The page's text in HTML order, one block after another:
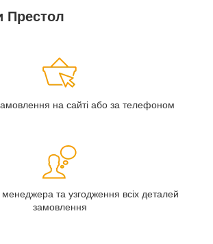
Престол
на сайті або за телефоном
менеджера та узгодження всіх деталей
замовлення